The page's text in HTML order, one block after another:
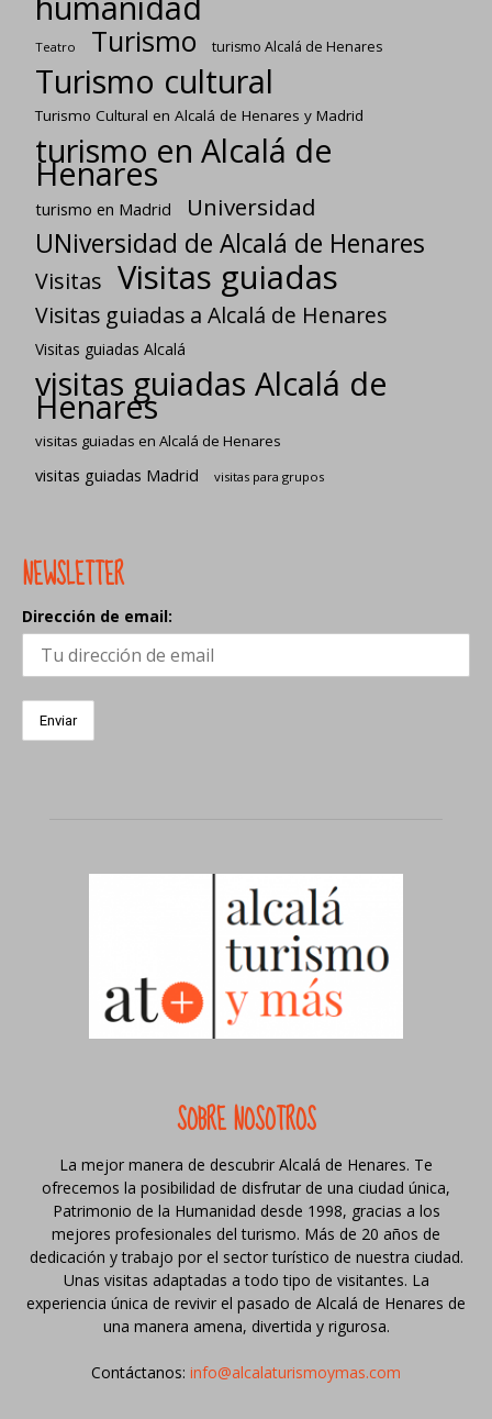
Teatro Turismo turismo Alcalá de Henares
Turismo cultural
Turismo Cultural en Alcalá de Henares y Madrid
turismo en Alcalá de
Henares
turismo en Madrid Universidad
UNiversidad de Alcalá de Henares
Visitas Visitas guiadas
Visitas guiadas a Alcalá de Henares
Visitas guiadas Alcalá
visitas guiadas Alcalá de
Henares
visitas guiadas en Alcalá de Henares
visitas guiadas Madrid visitas para grupos
NEWSLETTER
Dirección de email:
SOBRE NOSOTROS
La mejor manera de descubrir Alcalá de Henares. Te
ofrecemos la posibilidad de disfrutar de una ciudad única,
Patrimonio de la Humanidad desde 1998, gracias a los
mejores profesionales del turismo. Más de 20 años de
dedicación y trabajo por el sector turístico de nuestra ciudad.
Unas visitas adaptadas a todo tipo de visitantes. La
experiencia única de revivir el pasado de Alcalá de Henares de
una manera amena, divertida y rigurosa.
Contáctanos: info@alcalaturismoymas.com